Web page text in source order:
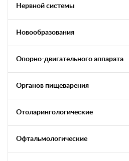
Нервной системы
Новообразования
Опорно-двигательного аппарата
Органов пищеварения
Отоларингологические
Офтальмологические